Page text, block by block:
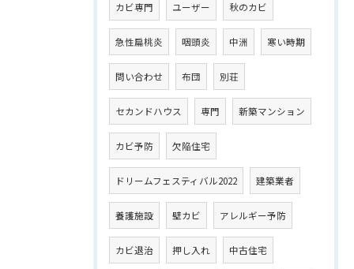
カビ専門 ユーザー 秋のカビ
急性扁桃炎 咽頭炎 中洲 寒い時期
問い合わせ 布団 別荘
セカンドハウス 専門 新築マンション
カビ予防 欠陥住宅
ドリームフェスティバル2022 建築業者
養護施設 壁カビ アレルギー予防
カビ退治 押し入れ 中古住宅